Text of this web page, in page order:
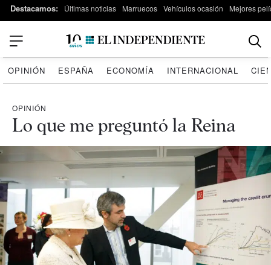
Destacamos: Últimas noticias Marruecos Vehículos ocasión Mejores
OPINIÓN ESPAÑA ECONOMÍA INTERNACIONAL
OPINIÓN
Lo que me preguntó la Reina